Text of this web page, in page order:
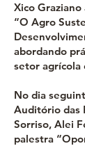
Xico
“O Agro
abordando
setor agrícola
No dia
Auditório das
Sorriso, Alei
palestra